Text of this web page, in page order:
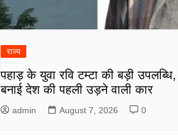
राज्य
पहाड़ के युवा रवि टम्टा की बड़ी उपलब्धि,
बनाई देश की पहली उड़ने वाली कार
admin August 7, 2026 0